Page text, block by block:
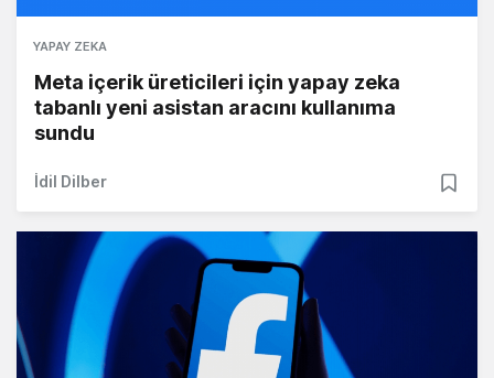
YAPAY ZEKA
Meta içerik üreticileri için yapay zeka
tabanlı yeni asistan aracını kullanıma
sundu
İdil Dilber